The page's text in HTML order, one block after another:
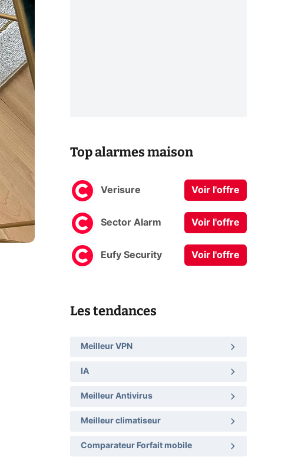
Top alarmes maison
Verisure Voir l'offre
Sector Alarm Voir l'offre
Eufy Security Voir l'offre
Les tendances
Meilleur VPN
IA
Meilleur Antivirus
Meilleur climatiseur
Comparateur Forfait mobile